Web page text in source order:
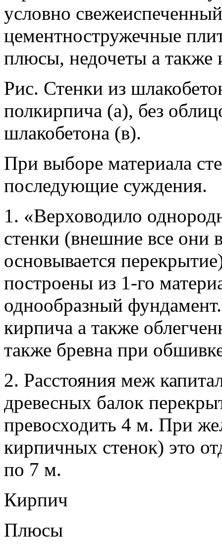
условно
цементностружечные
плюсы, недочеты а также
Рис. Стенки из
полкирпича (a), без
шлакобетона (в).
При выборе материала
последующие суждения.
1. «Верховодило
стенки (внешние все они
основывается
построены из 1-го
однообразный
кирпича а также
также бревна при
2. Расстояния меж
древесных балок
превосходить 4 м. При
кирпичных стенок) это
по 7 м.
Кирпич
Плюсы